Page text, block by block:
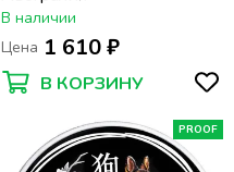
В наличии
Цена 1 610 ₽
В КОРЗИНУ
PROOF